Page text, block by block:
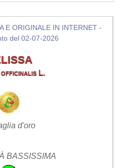
E ORIGINALE IN INTERNET -
del 02-07-2026
officinalis L.
d'oro
BASSISSIMA